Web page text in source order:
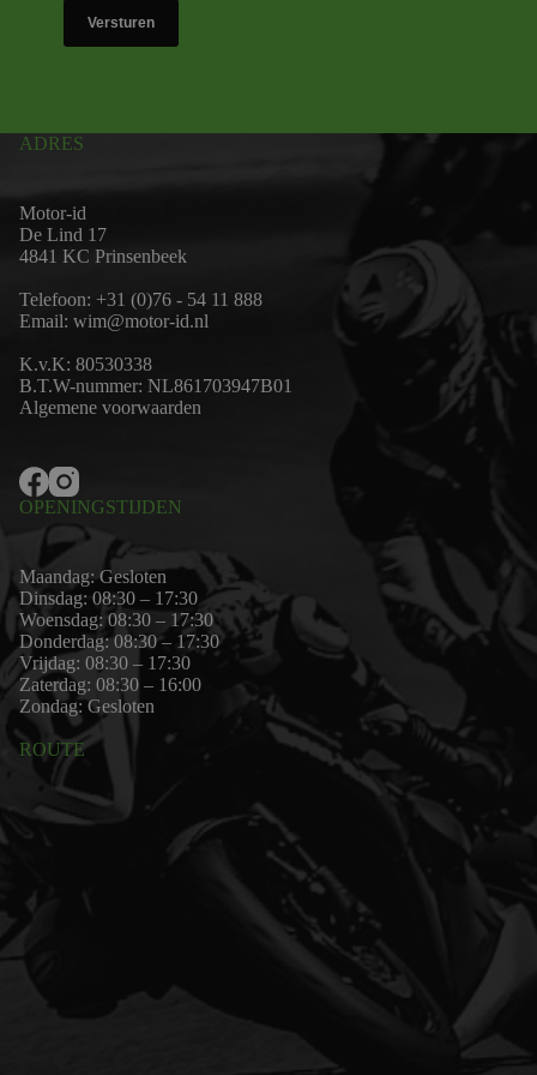
Versturen
ADRES
Motor-id
De Lind 17
4841 KC Prinsenbeek
Telefoon: +31 (0)76 - 54 11 888
Email: wim@motor-id.nl
K.v.K: 80530338
B.T.W-nummer: NL861703947B01
Algemene voorwaarden
OPENINGSTIJDEN
Maandag: Gesloten
Dinsdag: 08:30 – 17:30
Woensdag: 08:30 – 17:30
Donderdag: 08:30 – 17:30
Vrijdag: 08:30 – 17:30
Zaterdag: 08:30 – 16:00
Zondag: Gesloten
ROUTE